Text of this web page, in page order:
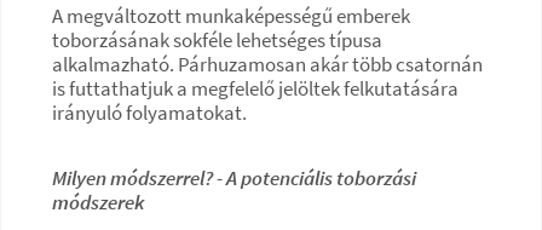
A megváltozott munkaképességű emberek
toborzásának sokféle lehetséges típusa
alkalmazható. Párhuzamosan akár több csatornán
is futtathatjuk a megfelelő jelöltek felkutatására
irányuló folyamatokat.
Milyen módszerrel? - A potenciális toborzási
módszerek